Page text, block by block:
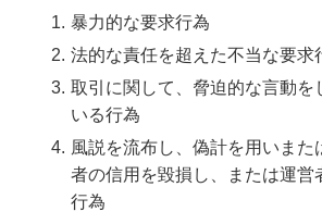
暴力的な要求行為
法的な責任を超えた不当な要求
取引に関して、脅迫的な言動を
いる行為
風説を流布し、偽計を用いまた
者の信用を毀損し、または運営
行為